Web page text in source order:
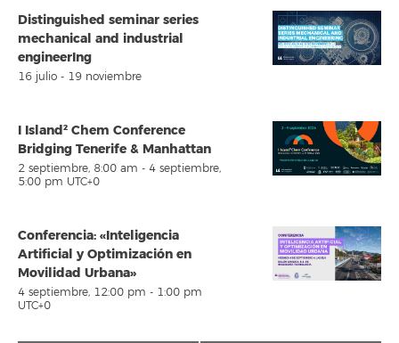
Distinguished seminar series
mechanical and industrial
engineerIng
16 julio - 19 noviembre
I Island² Chem Conference
Bridging Tenerife & Manhattan
2 septiembre, 8:00 am - 4 septiembre,
5:00 pm UTC+0
Conferencia: «Inteligencia
Artificial y Optimización en
Movilidad Urbana»
4 septiembre, 12:00 pm - 1:00 pm
UTC+0